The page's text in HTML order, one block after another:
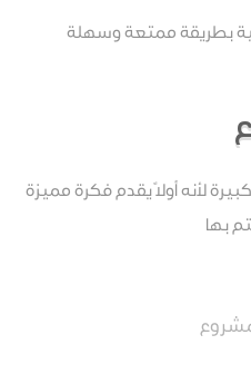
بطريقة ممتعة وسهلة
لأنه أولاً يقدم فكرة مميزة
بها